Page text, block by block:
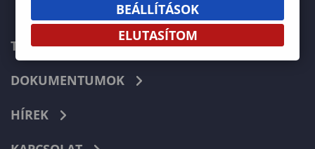
TELEFONKÖNYV
DOKUMENTUMOK
HÍREK
BEÁLLÍTÁSOK
ELUTASÍTOM